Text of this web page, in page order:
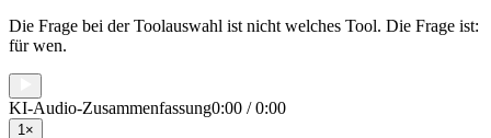
Die Frage bei der Toolauswahl ist nicht welches Tool. Die Frage ist:
für wen.
KI-Audio-Zusammenfassung0:00 /0:00
1×